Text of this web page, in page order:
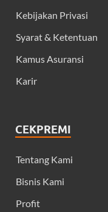
Kebijakan Privasi
Syarat & Ketentuan
Kamus Asuransi
Karir
CEKPREMI
Tentang Kami
Bisnis Kami
Profit